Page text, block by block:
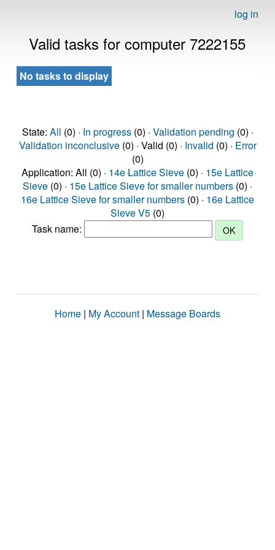
log in
Valid tasks for computer 7222155
No tasks to display
State: All (0) · In progress(0) · Validation pending (0) ·
Validation inconclusive(0) · Valid (0) · Invalid (0) · Error
(0)
Application: All (0) · 14e Lattice Sieve (0) · 15e Lattice
Sieve (0) · 15e Lattice Sieve for smaller numbers (0) ·
16e Lattice Sieve for smaller numbers (0) · 16e Lattice
Sieve V5 (0)
Task name:
Home | My Account | Message Boards